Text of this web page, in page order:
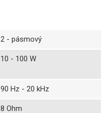
2 - pásmový
10 - 100 W
90 Hz - 20 kHz
8 Ohm